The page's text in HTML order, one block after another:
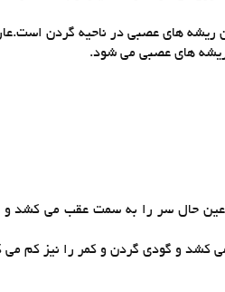
ریشه های عصبی در ناحیه گردن
ریشه های عصبی می شود.
عین حال سر را به سمت عقب می کشد و